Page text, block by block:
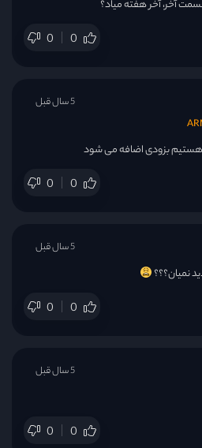
آخر، آخر هفته میاد؟
0 0
هستیم بزودی اضافه می شود
0 0
5 سال قبل
نمیان؟؟؟
0 0
5 سال قبل
0 0
5 سال قبل